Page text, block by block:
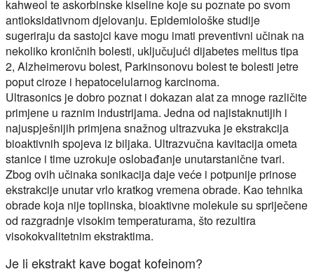
kahweol te askorbinske kiseline koje su poznate po svom
antioksidativnom djelovanju. Epidemiološke studije
sugeriraju da sastojci kave mogu imati preventivni učinak na
nekoliko kroničnih bolesti, uključujući dijabetes melitus tipa
2, Alzheimerovu bolest, Parkinsonovu bolest te bolesti jetre
poput ciroze i hepatocelularnog karcinoma.
Ultrasonics je dobro poznat i dokazan alat za mnoge različite
primjene u raznim industrijama. Jedna od najistaknutijih i
najuspješnijih primjena snažnog ultrazvuka je ekstrakcija
bioaktivnih spojeva iz biljaka. Ultrazvučna kavitacija ometa
stanice i time uzrokuje oslobađanje unutarstanične tvari.
Zbog ovih učinaka sonikacija daje veće i potpunije prinose
ekstrakcije unutar vrlo kratkog vremena obrade. Kao tehnika
obrade koja nije toplinska, bioaktivne molekule su spriječene
od razgradnje visokim temperaturama, što rezultira
visokokvalitetnim ekstraktima.
Je li ekstrakt kave bogat kofeinom?